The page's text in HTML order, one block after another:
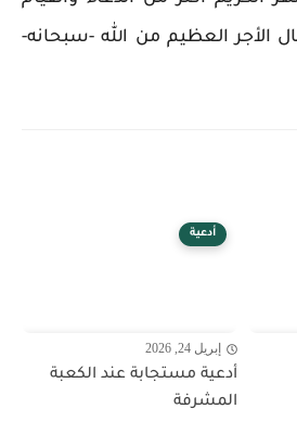
الأجر العظيم من الله -سبحانه-
أدعية
إبريل 24, 2026
أدعية مستجابة عند الكعبة
المشرفة